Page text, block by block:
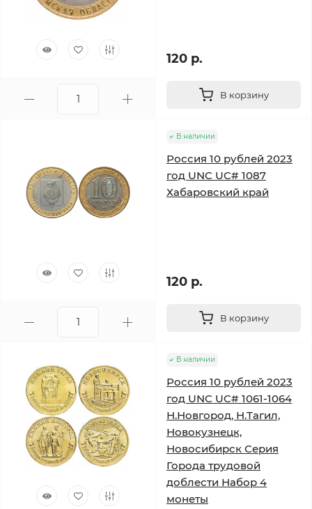
120 р.
В корзину
В наличии
Россия 10 рублей 2023
год UNC UC# 1087
Хабаровский край
120 р.
В корзину
В наличии
Россия 10 рублей 2023
год UNC UC# 1061-1064
Н.Новгород, Н.Тагил,
Новокузнецк,
Новосибирск Серия
Города трудовой
доблести Набор 4
монеты